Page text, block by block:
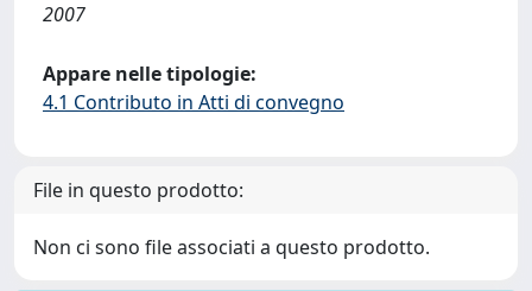
2007
Appare nelle tipologie:
4.1 Contributo in Atti di convegno
File in questo prodotto:
Non ci sono file associati a questo prodotto.